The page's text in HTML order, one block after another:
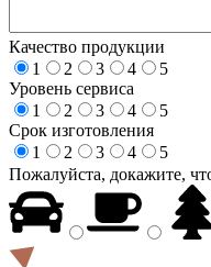
Качество продукции
1
2 3 4
5
Уровень сервиса
1
2 3 4
5
Срок изготовления
1
2 3 4
5
Пожалуйста, докажите,